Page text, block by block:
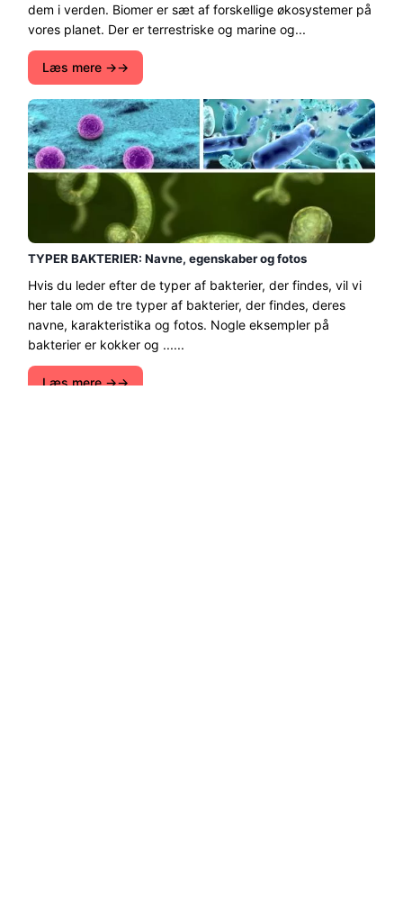
dem i verden. Biomer er sæt af forskellige økosystemer på
vores planet. Der er terrestriske og marine og...
Læs mere →
TYPER BAKTERIER: Navne, egenskaber og fotos
Hvis du leder efter de typer af bakterier, der findes, vil vi
her tale om de tre typer af bakterier, der findes, deres
navne, karakteristika og fotos. Nogle eksempler på
bakterier er kokker og ......
Læs mere →